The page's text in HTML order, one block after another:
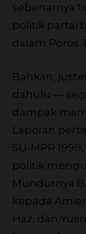
sebenarnya
politik partai
dalam Poros
Bahkan,
dahulu —
dampak
Laporan
SU-MPR
politik
Mundurnya
kepada
Haz, dan